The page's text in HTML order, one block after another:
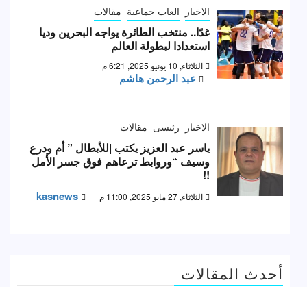
الاخبار العاب جماعية مقالات
غدًا.. منتخب الطائرة يواجه البحرين وديا
استعدادا لبطولة العالم
الثلاثاء, 10 يونيو 2025, 6:21 م
عبد الرحمن هاشم
الاخبار رئيسى مقالات
ياسر عبد العزيز يكتب |للأبطال ” أم ودرع
وسيف “وروابط ترعاهم فوق جسر الأمل
!!
الثلاثاء, 27 مايو 2025, 11:00 م kasnews
أحدث المقالات